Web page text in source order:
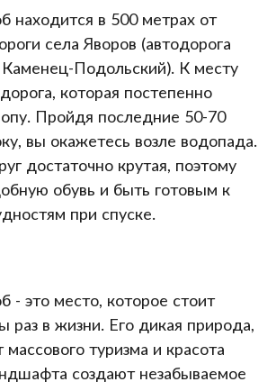
находится в 500 метрах от
села Яворов (автодорога
Каменец-Подольский). К месту
которая постепенно
Пройдя последние 50-70
вы окажетесь возле водопада.
достаточно крутая, поэтому
обувь и быть готовым к
при спуске.
это место, которое стоит
раз в жизни. Его дикая природа,
туризма и красота
создают незабываемое